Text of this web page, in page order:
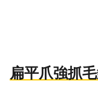
扁平爪強抓